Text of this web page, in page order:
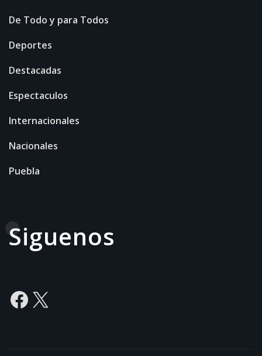
De Todo y para Todos
Deportes
Destacadas
Espectaculos
Internacionales
Nacionales
Puebla
Siguenos
Facebook
X